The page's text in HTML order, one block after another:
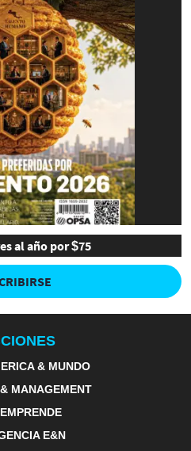
al año por $75
& MUNDO
MANAGEMENT
E&N